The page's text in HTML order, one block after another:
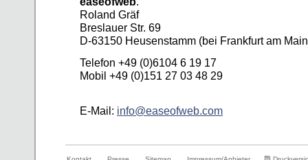
Roland Gräf
Breslauer Str. 69
D-63150 Heusenstamm (bei Frankfurt am
Telefon +49 (0)6104 6 19 17
Mobil +49 (0)151 27 03 48 29
E-Mail: info@easeofweb.com